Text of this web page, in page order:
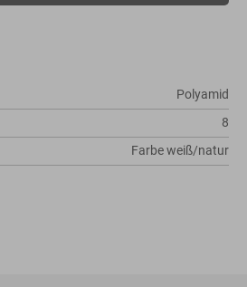
Polyamid
8
Farbe weiß/natur